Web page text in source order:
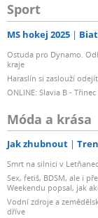
Sport
MS hokej 2025
Ostuda pro Dynamo.
kraje
Haraslín si zaslouží
ONLINE: Slavia B -
Móda a krása
Jak zhubnout
Smrt na silnici v
Sex, fetiš, BDSM, ale i
Weekendu popsal, jak
Vodní zdroje a
dříve